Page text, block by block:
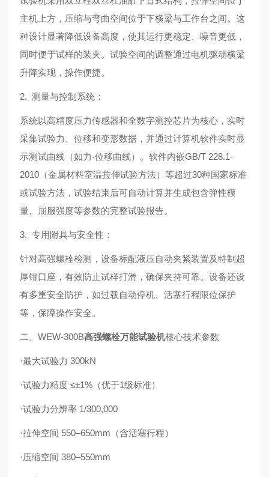
主机上方，压缩与弯曲空间位于下横梁与工作台之间。这
种设计显著降低设备高度，使其运行更稳定、噪音更低，
同时便于试样的装夹。试验空间的调整通过电机驱动横梁
升降实现，操作便捷。
2. 测量与控制系统：
系统以高精度压力传感器和全数字测控芯片为核心，实时
采集试验力、位移和变形数据，并通过计算机软件实时显
示测试曲线（如力-位移曲线）。软件内嵌GB/T 228.1-
2010（金属材料室温拉伸试验方法）等超过30种国家标准
或试验方法，试验结束后可自动计算并生成包含弹性模
量、屈服强度等参数的完整试验报告。
3. 专用附具与安全性：
针对高强螺栓检测，设备标配液压自动夹紧装置及特制超
厚钳口座，有效防止试样打滑，确保夹持可靠。设备还设
有多重安全防护，如过载自动停机、活塞行程限位保护
等，保障操作安全。
二、WEW-300B高强螺栓万能试验机核心技术参数
·最大试验力 300kN
·试验力精度 ≤±1%（优于1级标准）
·试验力分辨率 1/300,000
·拉伸空间 550–650mm（含活塞行程）
·压缩空间 380–550mm